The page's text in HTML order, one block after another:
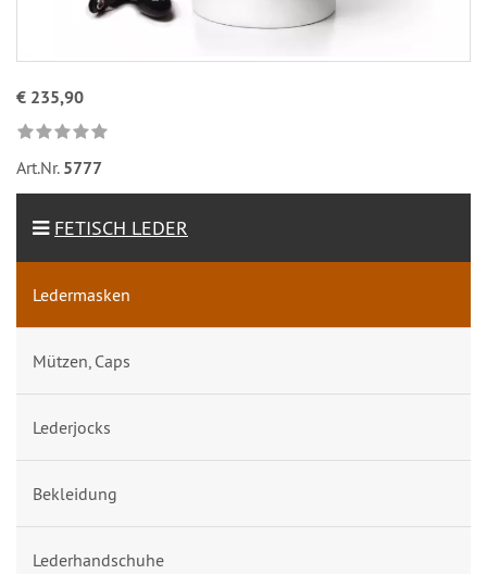
€ 235,90
Art.Nr. 5777
FETISCH LEDER
Ledermasken
Mützen, Caps
Lederjocks
Bekleidung
Lederhandschuhe